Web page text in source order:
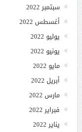
سبتمبر 2022
أغسطس 2022
يوليو 2022
يونيو 2022
مايو 2022
أبريل 2022
مارس 2022
فبراير 2022
يناير 2022